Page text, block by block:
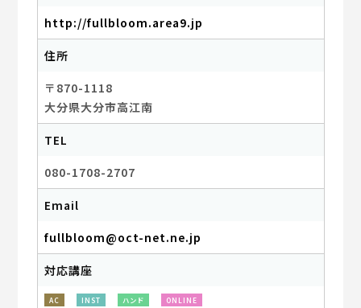
http://fullbloom.area9.jp
住所
〒870-1118
大分県大分市高江南
TEL
080-1708-2707
Email
fullbloom@oct-net.ne.jp
対応講座
AC INST ハンド ONLINE